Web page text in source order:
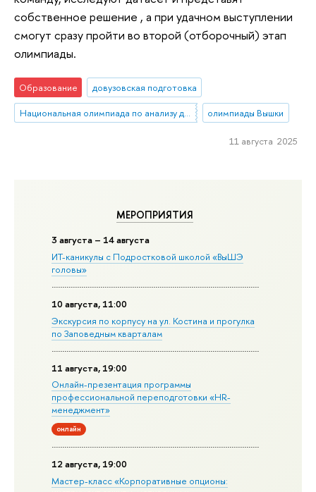
МЕРОПРИЯТИЯ
3 августа – 14 августа
ИТ-каникулы с Подростковой школой «ВыШЭ
головы»
10 августа, 11:00
Экскурсия по корпусу на ул. Костина и прогулка
по Заповедным кварталам
11 августа, 19:00
Онлайн-презентация программы
профессиональной переподготовки «HR-
менеджмент»
онлайн
12 августа, 19:00
Мастер-класс «Корпоративные опционы:
собственное решение , а при удачном выступлении
смогут сразу пройти во второй (отборочный) этап
олимпиады.
Образование
довузовская подготовка
Национальная олимпиада по анализу данных «DANO»
олимпиады Вышки
11 августа 2025